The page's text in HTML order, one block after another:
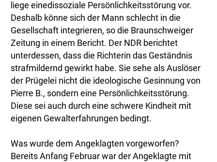
liege einedissoziale Persönlichkeitsstörung vor.
Deshalb könne sich der Mann schlecht in die
Gesellschaft integrieren, so die Braunschweiger
Zeitung in einem Bericht. Der NDR berichtet
unterdessen, dass die Richterin das Geständnis
strafmildernd gewirkt habe. Sie sehe als Auslöser
der Prügelei nicht die ideologische Gesinnung von
Pierre B., sondern eine Persönlichkeitsstörung.
Diese sei auch durch eine schwere Kindheit mit
eigenen Gewalterfahrungen bedingt.
Was wurde dem Angeklagten vorgeworfen?
Bereits Anfang Februar war der Angeklagte mit